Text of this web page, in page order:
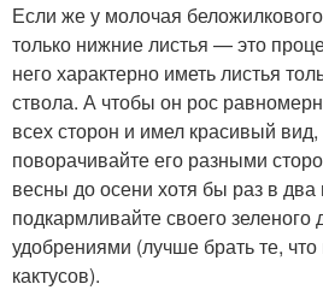
Если же у молочая
только нижние листья — это
него характерно иметь листья
ствола. А чтобы он рос
всех сторон и имел красивый
поворачивайте его разными
весны до осени хотя бы раз в
подкармливайте своего зеленого
удобрениями (лучше брать те,
кактусов).